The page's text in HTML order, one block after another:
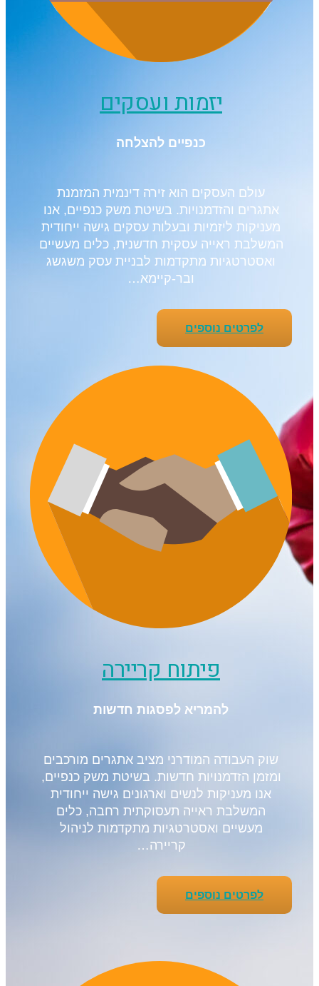
יזמות ועסקים
כנפיים להצלחה
עולם העסקים הוא זירה דינמית המזמנת
אתגרים והזדמנויות. בשיטת משק כנפיים, אנו
מעניקות ליזמיות ובעלות עסקים גישה ייחודית
המשלבת ראייה עסקית חדשנית, כלים מעשיים
ואסטרטגיות מתקדמות לבניית עסק משגשג
ובר-קיימא…
לפרטים נוספים
פיתוח קריירה
להמריא לפסגות חדשות
שוק העבודה המודרני מציב אתגרים מורכבים
ומזמן הזדמנויות חדשות. בשיטת משק כנפיים,
אנו מעניקות לנשים וארגונים גישה ייחודית
המשלבת ראייה תעסוקתית רחבה, כלים
מעשיים ואסטרטגיות מתקדמות לניהול
קריירה…
לפרטים נוספים